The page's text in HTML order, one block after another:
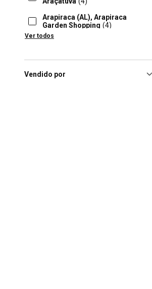
Arapiraca (AL), Arapiraca
Garden Shopping (4)
Barueri (SP), Parque Shopping
Cidade
Ver todos
Vendido por